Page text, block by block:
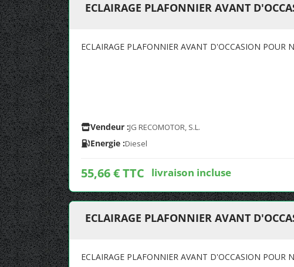
ECLAIRAGE PLAFONNIER AVANT
ECLAIRAGE PLAFONNIER AVANT D'OCCASION POUR
Vendeur :JG RECOMOTOR, S.L.
Energie :Diesel
55,66 € TTC livraison incluse
ECLAIRAGE PLAFONNIER AVANT
ECLAIRAGE PLAFONNIER AVANT D'OCCASION POUR